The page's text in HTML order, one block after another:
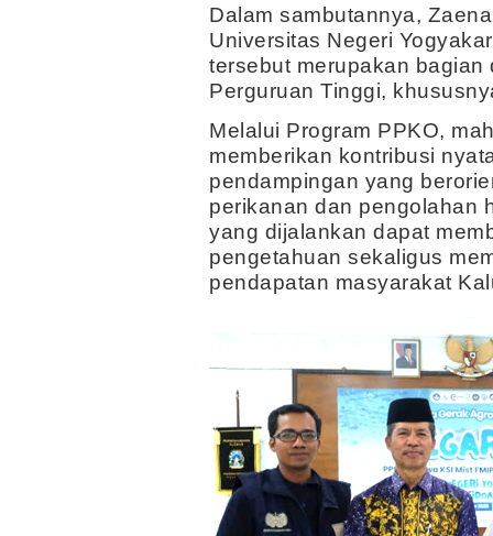
Dalam sambutannya,
Universitas Negeri
tersebut merupakan
Perguruan Tinggi,
Melalui Program PPKO,
memberikan kontribusi
pendampingan yang
perikanan dan pengolahan
yang dijalankan dapat
pengetahuan sekaligus
pendapatan masyarakat